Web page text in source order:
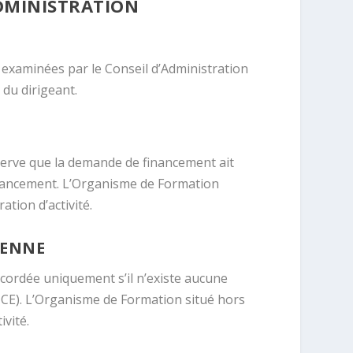
par le Conseil d’Administration
du dirigeant.
que la demande de financement ait
L’Organisme de Formation
d’activité.
uniquement s’il n’existe aucune
L’Organisme de Formation situé hors